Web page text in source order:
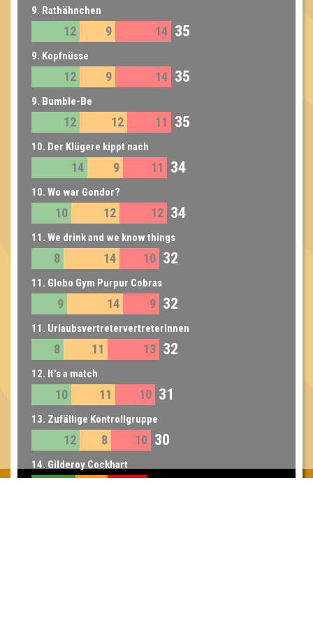
9. Rathähnchen
12 9 14 35
9. Kopfnüsse
12 9 14 35
9. Bumble-Be
12 12 11 35
10. Der Klügere kippt nach
14 9 11 34
10. Wo war Gondor?
10 12 12 34
11. We drink and we know things
8 14 10 32
11. Globo Gym Purpur Cobras
9 14 9 32
11. UrlaubsvertretervertreterInnen
8 11 13 32
12. It's a match
10 11 10 31
13. Zufällige Kontrollgruppe
12 8 10 30
14. Gilderoy Cockhart